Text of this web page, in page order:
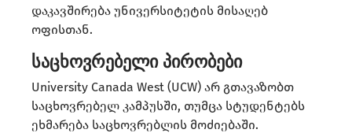
დაკავშირება უნივერსიტეტის მისაღებ
ოფისთან.
საცხოვრებელი პირობები
University Canada West (UCW) არ გთავაზობთ
საცხოვრებელ კამპუსში, თუმცა სტუდენტებს
ეხმარება საცხოვრებლის მოძიებაში.